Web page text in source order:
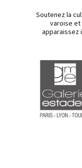
Soutenez la
varoise et
apparaissez